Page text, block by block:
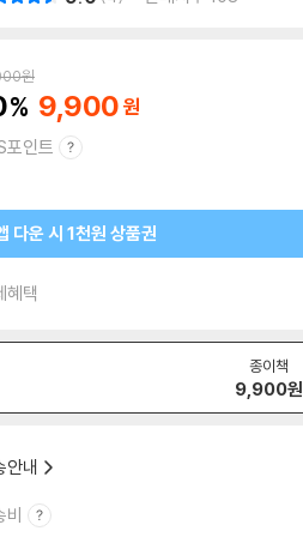
원
9,900
포인트
다운 시 1천원 상품권
혜택
종이책
9,900원
안내
비